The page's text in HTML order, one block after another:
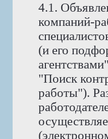
4.1.
компаний-
(и его
"Поиск
работы").